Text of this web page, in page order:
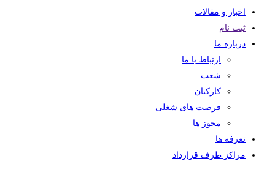
اخبار و مقالات
ثبت نام
درباره ما
ارتباط با ما
شعب
کارکنان
فرصت های شغلی
مجوز ها
تعرفه ها
مراکز طرف قرارداد